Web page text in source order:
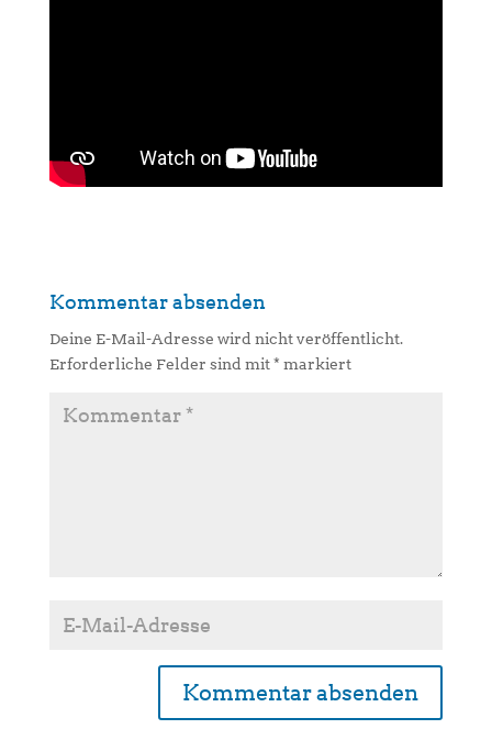
Kommentar absenden
Deine E-Mail-Adresse wird nicht veröffentlicht.
Erforderliche Felder sind mit* markiert